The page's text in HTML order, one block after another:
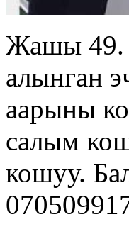
Жашы 49.
алынган
аарыны
салым
кошуу.